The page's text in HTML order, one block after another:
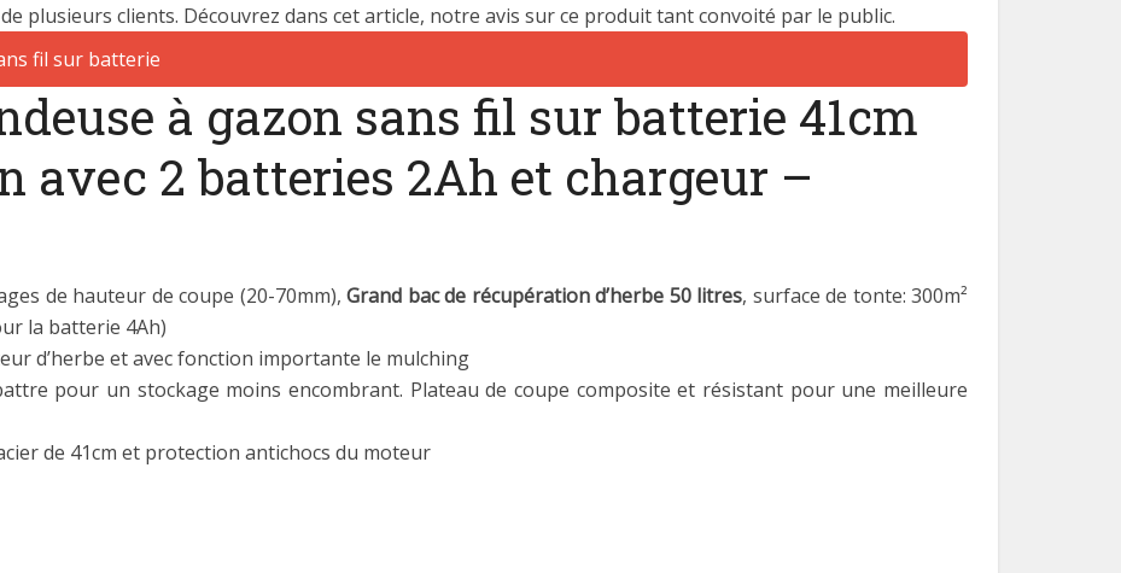
plusieurs clients. Découvrez dans cet article, notre avis sur ce produit tant convoité par le public.
à gazon sans fil sur batterie 41cm
avec 2 batteries 2Ah et chargeur –
de hauteur de coupe (20-70mm),Grand bac de récupération d’herbe 50 litres, surface de tonte: 300m²
la batterie 4Ah)
d’herbe et avec fonction importante le mulching
pour un stockage moins encombrant. Plateau de coupe composite et résistant pour une meilleure
de 41cm et protection antichocs du moteur